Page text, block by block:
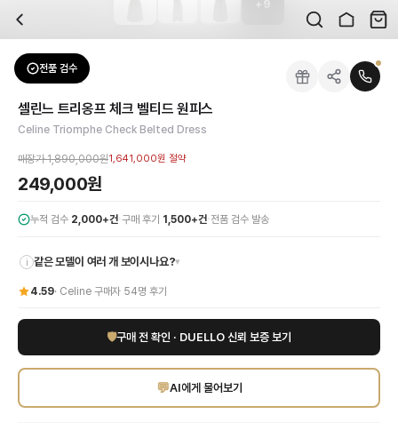
배송은 얼마나 걸리나요?
검수는 어떻게 진행되나요? 검수 사진을 받을 수 있나요?
전문 스태프가 실물 상품을 직접 확인한 후 검수 사진을 제공합니다. 가죽 재질,
교환이나 반품이 가능한가요?
수령 후 7일 이내 신청하시면 상품 하자, 사이즈 불일치, 고객 변심 모두 교환·반
쿠폰과 적립금을 함께 사용할 수 있나요?
네, 쿠폰과 적립금을 결제 시 함께 사용하실 수 있습니다. 적립금은 1,000원 이상
사이즈는 어떻게 선택하나요?
상품 상세의 사이즈 정보를 참고해 선택하시고, 사이즈 선택이 어려우시면 카카오
브랜드:
성별:여성
색상:블랙
가격:249,000원
셀린느 트리옹프 체크 벨티드 원피스로 우아하고 세련된 룩을 완성하세요.
셀린느 트리옹프 체크 벨티드 원피스
9
전품 검수
Celine원피스
셀린느 트리옹프 체크 벨티드 원피스
Celine Triomphe Check Belted Dress
매장가1,890,000원1,641,000원 절약
249,000원
누적 검수 2,000+건·구매 후기 1,500+건· 전품 검수 발송
i 같은 모델이 여러 개 보이시나요?▾
4.59· Celine 구매자 54명 후기
🛡구매 전 확인 · DUELLO 신뢰 보증 보기
💬AI에게 물어보기